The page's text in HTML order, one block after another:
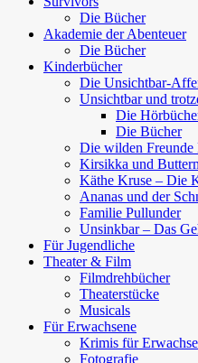
Die Bücher
Akademie der Abenteuer
Die Bücher
Kinderbücher
Die Unsichtbar-
Unsichtbar und
Die
Die Bücher
Die wilden Freunde
Kirsikka und
Käthe Kruse – Die
Ananas und der
Familie Pullunder
Unsinkbar – Das
Für Jugendliche
Theater & Film
Filmdrehbücher
Theaterstücke
Musicals
Für Erwachsene
Krimis für
Fotografie